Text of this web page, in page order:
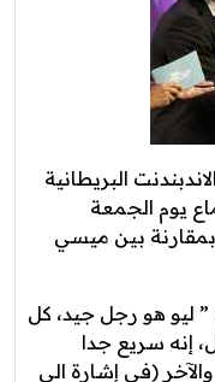
البريطانية
يوم الجمعة
بين ميسي
” ليو هو رجل جيد، كل
إنه سريع جدا
(في إشارة الى